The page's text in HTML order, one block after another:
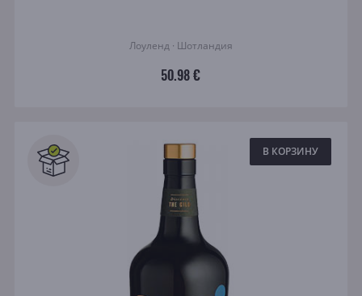
Лоуленд · Шотландия
50.98 €
В КОРЗИНУ